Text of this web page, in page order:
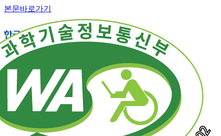
본문바로가기
직업능력개발 소개
교육훈련 체계
훈련직종
융복합훈련
일반훈련
특화훈련
맞춤훈련